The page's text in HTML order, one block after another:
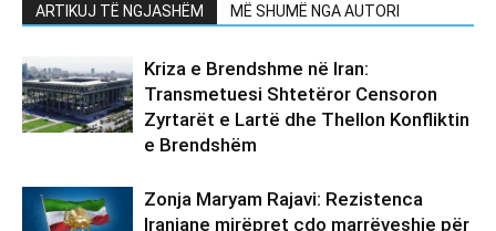
ARTIKUJ TË NGJASHËM MË SHUMË NGA AUTORI
Kriza e Brendshme në Iran:
Transmetuesi Shtetëror Censoron
Zyrtarët e Lartë dhe Thellon Konfliktin
e Brendshëm
Zonja Maryam Rajavi: Rezistenca
Iraniane mirëpret çdo marrëveshje për